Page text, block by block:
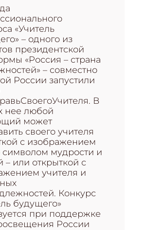
«Учитель
– одного из
президентской
«Россия – страна
– совместно
России запустили
В
нее любой
может
своего учителя
с изображением
символом мудрости и
– или открыткой с
учителя и
Конкурс
будущего»
при поддержке
России